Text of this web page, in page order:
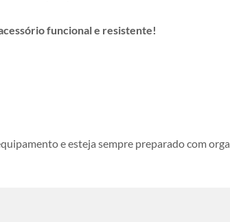
funcional e resistente!
e esteja sempre preparado com